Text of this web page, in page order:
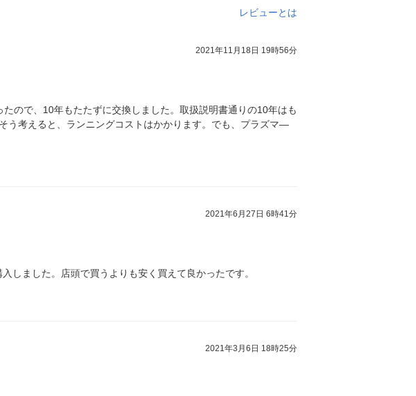
レビューとは
2021年11月18日 19時56分
ので、10年もたたずに交換しました。取扱説明書通りの10年はも
う考えると、ランニングコストはかかります。でも、プラズマ―
2021年6月27日 6時41分
しました。店頭で買うよりも安く買えて良かったです。
2021年3月6日 18時25分